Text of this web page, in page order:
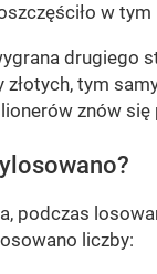
w tym
drugiego
tym
znów się
podczas
liczby: